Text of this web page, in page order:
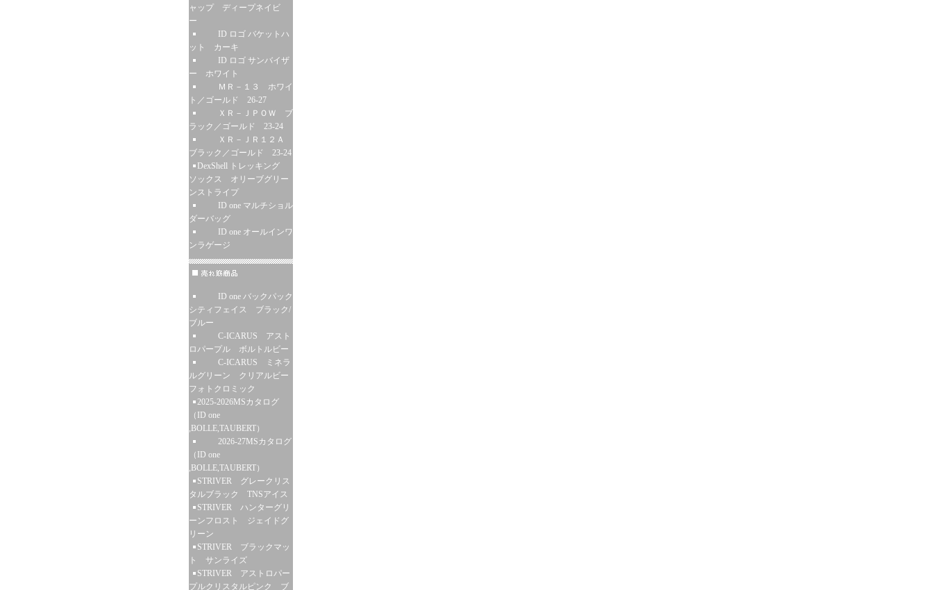
ャップ ディープネイビ
ー
ID ロゴ バケットハ
ット カーキ
ID ロゴ サンバイザ
ー ホワイト
ＭＲ－１３ ホワイ
ト／ゴールド 26-27
ＸＲ－ＪＰＯＷ ブ
ラック／ゴールド 23-24
ＸＲ－ＪＲ１２Ａ
ブラック／ゴールド 23-24
DexShell トレッキング
ソックス オリーブグリー
ンストライプ
ID one マルチショル
ダーバッグ
ID one オールインワ
ンラゲージ
ID one バックパック
シティフェイス ブラック/
ブルー
C-ICARUS アスト
ロパープル ボルトルビー
C-ICARUS ミネラ
ルグリーン クリアルビー
フォトクロミック
2025-2026MSカタログ
（ID one
,BOLLE,TAUBERT）
2026-27MSカタログ
（ID one
,BOLLE,TAUBERT）
STRIVER グレークリス
タルブラック TNSアイス
STRIVER ハンターグリ
ーンフロスト ジェイドグ
リーン
STRIVER ブラックマッ
ト サンライズ
STRIVER アストロパー
プルクリスタルピンク ブ